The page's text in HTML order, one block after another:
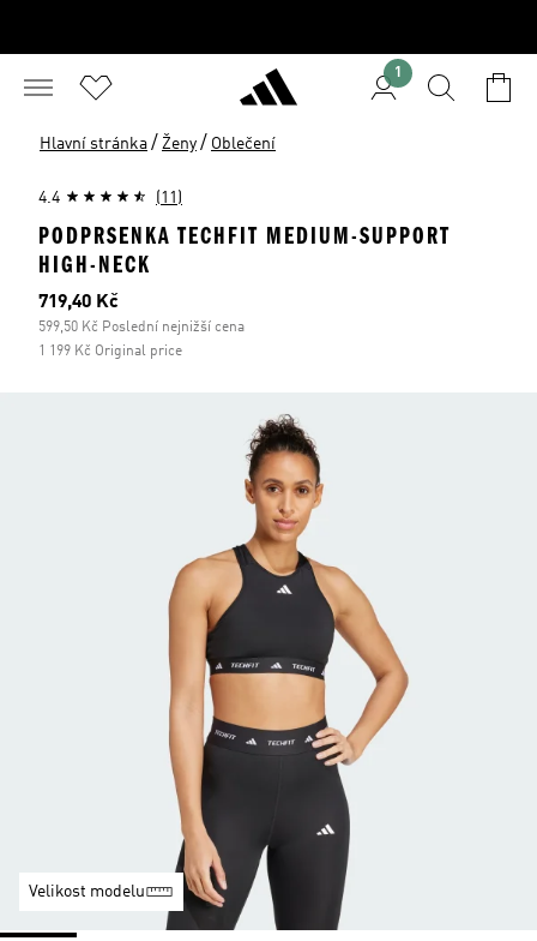
1
Hlavní stránka / Ženy / Oblečení
4.4 (11)
PODPRSENKA TECHFIT MEDIUM-SUPPORT
HIGH-NECK
Aktuální cena
719,40 Kč
599,50 Kč Poslední nejnižší cena
1 199 Kč Original price
Velikost modelu